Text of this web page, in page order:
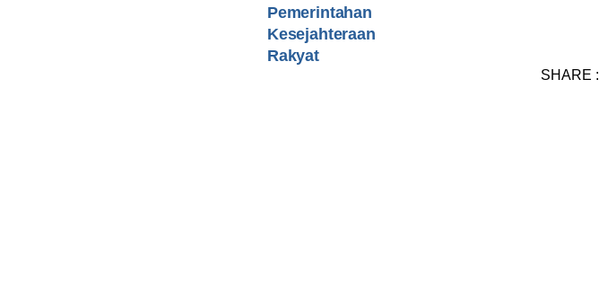
Pemerintahan
Kesejahteraan
Rakyat
SHARE :